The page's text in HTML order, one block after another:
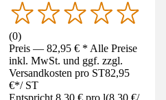
(0)
Preis — 82,95 € * Alle Preise
inkl. MwSt. und ggf. zzgl.
Versandkosten pro ST82,95
€*/ ST